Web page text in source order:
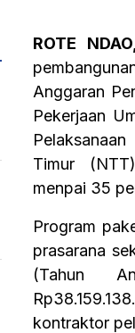
ROTE
Anggaran
Pekerjaan
Timur
menpai 35
Program
prasarana
(Tahun
kontraktor